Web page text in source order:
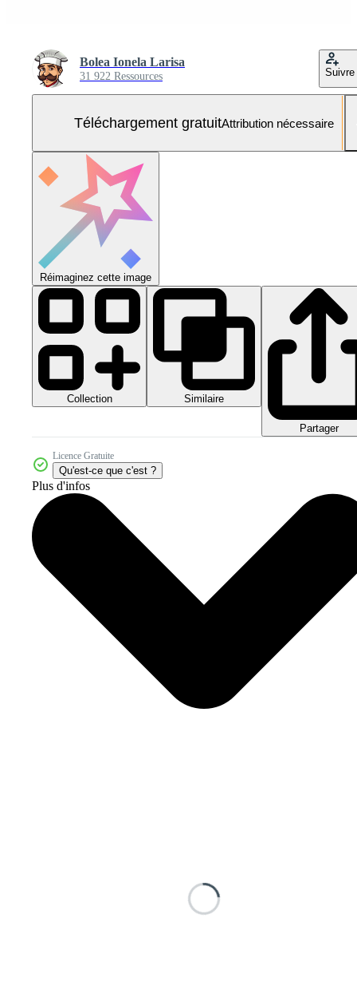
Bolea Ionela Larisa
31 922 Ressources Suivre
Téléchargement gratuitAttribution nécessaire
Réimaginez cette image
Collection Similaire
Partager
Licence Gratuite
Qu'est-ce que c'est ?
Plus d'infos